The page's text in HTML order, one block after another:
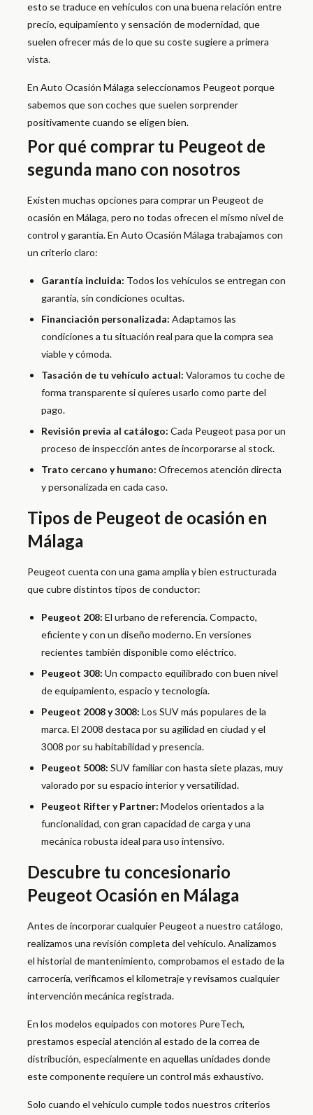
esto se traduce en vehículos con una buena relación entre
precio, equipamiento y sensación de modernidad, que
suelen ofrecer más de lo que su coste sugiere a primera
vista.
En Auto Ocasión Málaga seleccionamos Peugeot porque
sabemos que son coches que suelen sorprender
positivamente cuando se eligen bien.
Por qué comprar tu Peugeot de
segunda mano con nosotros
Existen muchas opciones para comprar un Peugeot de
ocasión en Málaga, pero no todas ofrecen el mismo nivel de
control y garantía. En Auto Ocasión Málaga trabajamos con
un criterio claro:
Garantía incluida: Todos los vehículos se entregan con
garantía, sin condiciones ocultas.
Financiación personalizada: Adaptamos las
condiciones a tu situación real para que la compra sea
viable y cómoda.
Tasación de tu vehículo actual: Valoramos tu coche de
forma transparente si quieres usarlo como parte del
pago.
Revisión previa al catálogo: Cada Peugeot pasa por un
proceso de inspección antes de incorporarse al stock.
Trato cercano y humano: Ofrecemos atención directa
y personalizada en cada caso.
Tipos de Peugeot de ocasión en
Málaga
Peugeot cuenta con una gama amplia y bien estructurada
que cubre distintos tipos de conductor:
Peugeot 208: El urbano de referencia. Compacto,
eficiente y con un diseño moderno. En versiones
recientes también disponible como eléctrico.
Peugeot 308: Un compacto equilibrado con buen nivel
de equipamiento, espacio y tecnología.
Peugeot 2008 y 3008: Los SUV más populares de la
marca. El 2008 destaca por su agilidad en ciudad y el
3008 por su habitabilidad y presencia.
Peugeot 5008: SUV familiar con hasta siete plazas, muy
valorado por su espacio interior y versatilidad.
Peugeot Rifter y Partner: Modelos orientados a la
funcionalidad, con gran capacidad de carga y una
mecánica robusta ideal para uso intensivo.
Descubre tu concesionario
Peugeot Ocasión en Málaga
Antes de incorporar cualquier Peugeot a nuestro catálogo,
realizamos una revisión completa del vehículo. Analizamos
el historial de mantenimiento, comprobamos el estado de la
carrocería, verificamos el kilometraje y revisamos cualquier
intervención mecánica registrada.
En los modelos equipados con motores PureTech,
prestamos especial atención al estado de la correa de
distribución, especialmente en aquellas unidades donde
este componente requiere un control más exhaustivo.
Solo cuando el vehículo cumple todos nuestros criterios